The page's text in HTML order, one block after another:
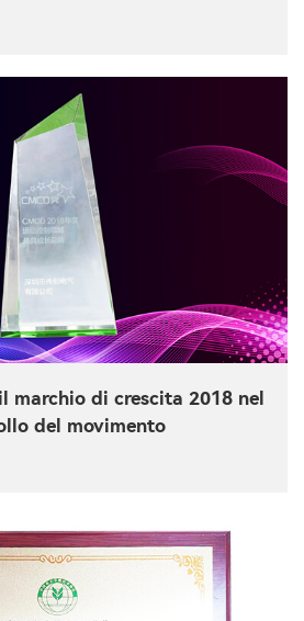
marchio di crescita 2018 nel
del movimento